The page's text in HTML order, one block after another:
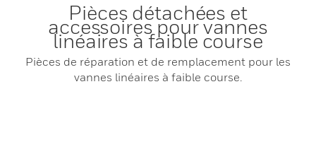
Pièces détachées et
accessoires pour vannes
linéaires à faible course
Pièces de réparation et de remplacement pour les
vannes linéaires à faible course.